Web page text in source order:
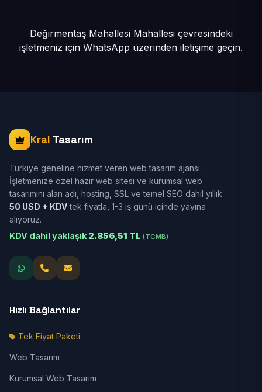
Değirmentaş Mahallesi Mahallesi çevresindeki
işletmeniz için WhatsApp üzerinden iletişime geçin.
Kral Tasarım
Türkiye geneline hizmet veren web tasarım ajansı.
İşletmenize özel hazır web sitesi ve kurumsal web
tasarımını alan adı, hosting, SSL ve temel SEO dahil yıllık
50 USD + KDVtek fiyatla, 1-3 iş günü içinde yayına
alıyoruz.
KDV dahil yaklaşık 2.856,51 TL (TCMB)
Hızlı Bağlantılar
Tek Fiyat Paketi
Web Tasarım
Kurumsal Web Tasarım